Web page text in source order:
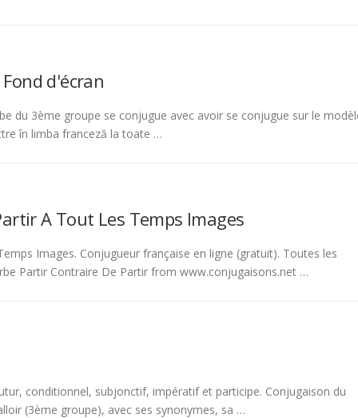
d'écran
du 3ème groupe se conjugue avec avoir se conjugue sur le
în limba franceză la toate …
A Tout Les Temps Images
Images. Conjugueur française en ligne (gratuit). Toutes les
Partir Contraire De Partir from www.conjugaisons.net …
conditionnel, subjonctif, impératif et participe. Conjugaison du
(3ème groupe), avec ses synonymes, sa …